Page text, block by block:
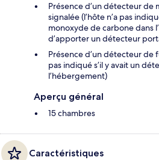
Présence d’un détecteur de
signalée (l’hôte n’a pas
monoxyde de carbone dans
d’apporter un détecteur
Présence d’un détecteur de
pas indiqué s’il y avait un
l’hébergement)
Aperçu général
15 chambres
Caractéristiques